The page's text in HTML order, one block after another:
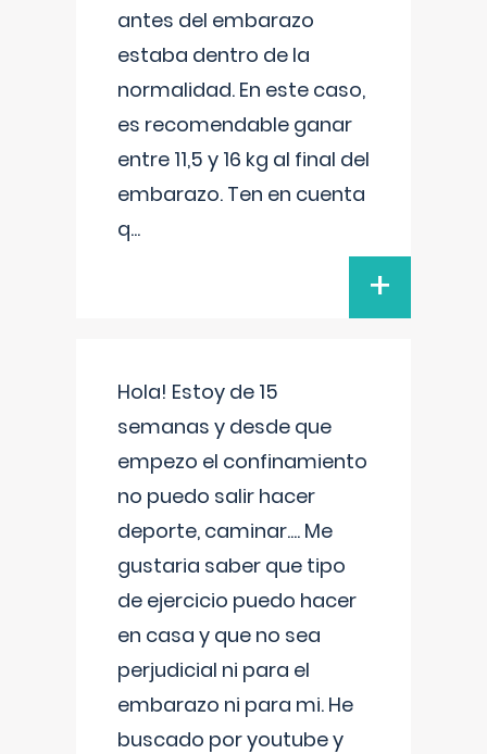
antes del embarazo
estaba dentro de la
normalidad. En este caso,
es recomendable ganar
entre 11,5 y 16 kg al final del
embarazo. Ten en cuenta
q...
+
Hola! Estoy de 15
semanas y desde que
empezo el confinamiento
no puedo salir hacer
deporte, caminar.... Me
gustaria saber que tipo
de ejercicio puedo hacer
en casa y que no sea
perjudicial ni para el
embarazo ni para mi. He
buscado por youtube y